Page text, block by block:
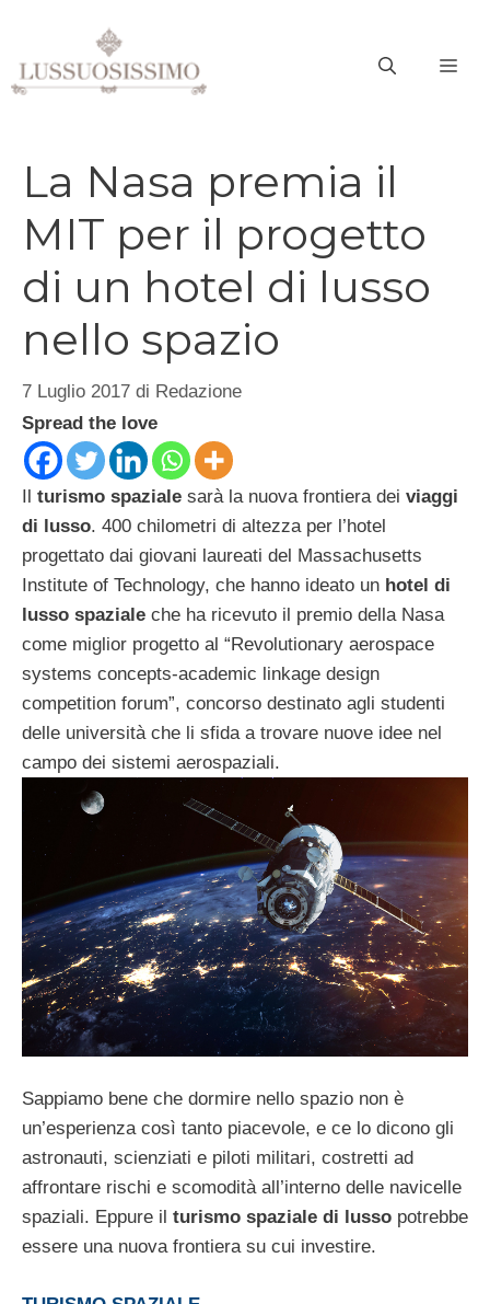
contenuto
La Nasa premia il
MIT per il progetto
di un hotel di lusso
nello spazio
7 Luglio 2017 di Redazione
Spread the love
Il turismo spaziale sarà la nuova frontiera dei viaggi
di lusso. 400 chilometri di altezza per l’hotel
progettato dai giovani laureati del Massachusetts
Institute of Technology, che hanno ideato un hotel di
lusso spaziale che ha ricevuto il premio della Nasa
come miglior progetto al “Revolutionary aerospace
systems concepts-academic linkage design
competition forum”, concorso destinato agli studenti
delle università che li sfida a trovare nuove idee nel
campo dei sistemi aerospaziali.
Sappiamo bene che dormire nello spazio non è
un’esperienza così tanto piacevole, e ce lo dicono gli
astronauti, scienziati e piloti militari, costretti ad
affrontare rischi e scomodità all’interno delle navicelle
spaziali. Eppure il turismo spaziale di lusso potrebbe
essere una nuova frontiera su cui investire.